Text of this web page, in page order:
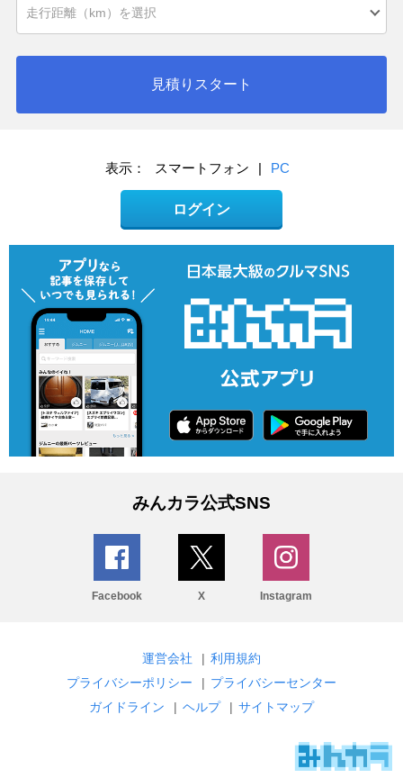
見積りスタート
表示： スマートフォン | PC
ログイン
みんカラ公式SNS
Facebook X Instagram
運営会社 | 利用規約
プライバシーポリシー
| プライバシーセンター
ガイドライン
| ヘルプ | サイトマップ